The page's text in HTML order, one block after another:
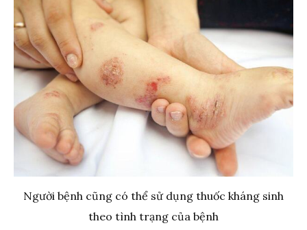
Người bệnh cũng có thể sử dụng thuốc kháng sinh
theo tình trạng của bệnh